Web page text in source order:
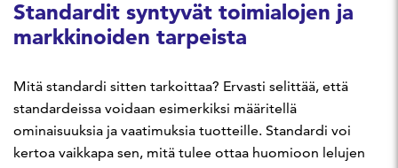
Standardit syntyvät toimialojen ja
markkinoiden tarpeista
Mitä standardi sitten tarkoittaa? Ervasti selittää, että
standardeissa voidaan esimerkiksi määritellä
ominaisuuksia ja vaatimuksia tuotteille. Standardi voi
kertoa vaikkapa sen, mitä tulee ottaa huomioon lelujen